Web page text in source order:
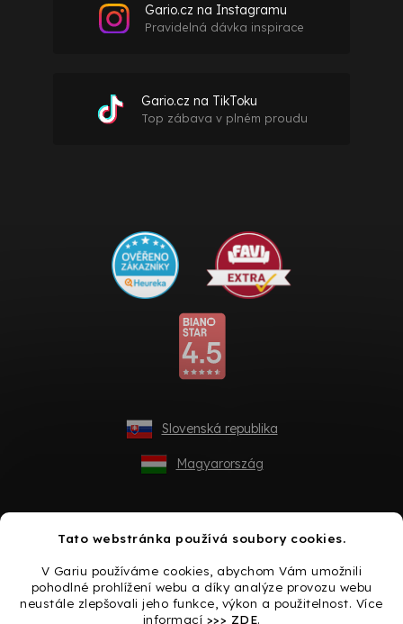
Tato webstránka používá soubory cookies.
V Gariu používáme cookies, abychom Vám umožnili
pohodlné prohlížení webu a díky analýze provozu webu
neustále zlepšovali jeho funkce, výkon a použitelnost. Více
informací >>> ZDE.
Gario.cz na Instagramu
Pravidelná dávka inspirace
Gario.cz na TikToku
Top zábava v plném proudu
Slovenská republika
Magyarország